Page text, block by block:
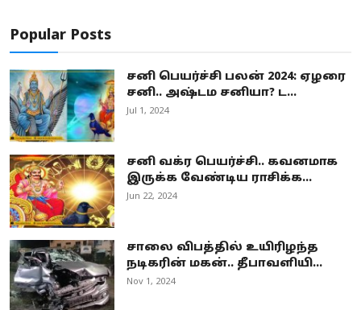
Popular Posts
சனி பெயர்ச்சி பலன் 2024: ஏழரை
சனி.. அஷ்டம சனியா? ட...
Jul 1, 2024
சனி வக்ர பெயர்ச்சி.. கவனமாக
இருக்க வேண்டிய ராசிக்க...
Jun 22, 2024
சாலை விபத்தில் உயிரிழந்த
நடிகரின் மகன்.. தீபாவளியி...
Nov 1, 2024